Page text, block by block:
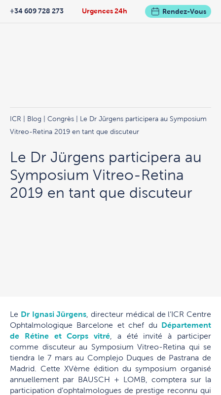
Urgences 24h
+34 609 728 273 Rendez-Vous
ICR Blog Congrès | Le Dr Jürgens participera au Symposium
Vitreo-Retina 2019 en tant que discuteur
Le Dr Jürgens participera au
Symposium Vitreo-Retina
2019 en tant que discuteur
Le Dr Ignasi Jürgens , directeur médical de l’ICR Centre
Ophtalmologique Barcelone et chef du Département
de Rétine et Corps vitré , a été invité à participer
comme discuteur au Symposium Vitreo-Retina qui se
tiendra le 7 mars au Complejo Duques de Pastrana de
Madrid.
Cette XVème édition du symposium organisé
annuellement par BAUSCH + LOMB, comptera sur la
participation d’ophtalmologues de prestige reconnu qui